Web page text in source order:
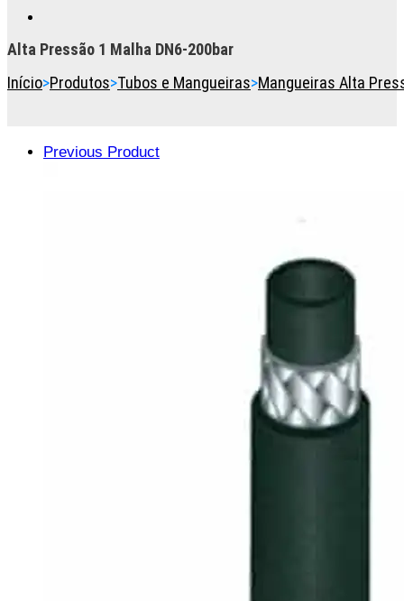
button
expand
Alta Pressão 1 Malha DN6-200bar
Início>Produtos>Tubos e Mangueiras>Mangueiras Alta
Previous Product